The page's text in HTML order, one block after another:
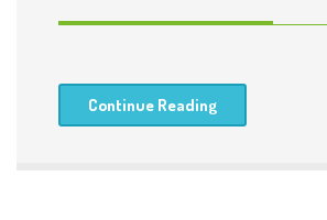
Continue Reading